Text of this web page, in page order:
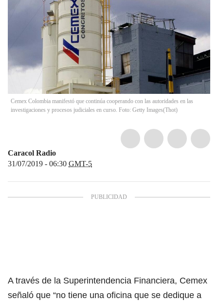
Cemex Colombia manifestó que continúa cooperando con las autoridades en las
investigaciones y procesos judiciales en curso. Foto: Getty Images(Thot)
Caracol Radio
31/07/2019 - 06:30 GMT-5
A través de la Superintendencia Financiera, Cemex
señaló que “no tiene una oficina que se dedique a